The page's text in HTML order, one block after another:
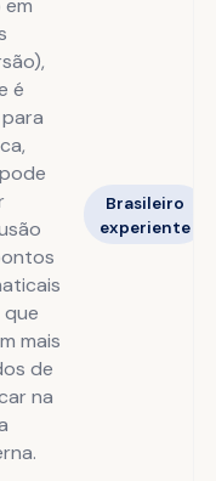
é
mais
de
na
Brasileiro
experiente